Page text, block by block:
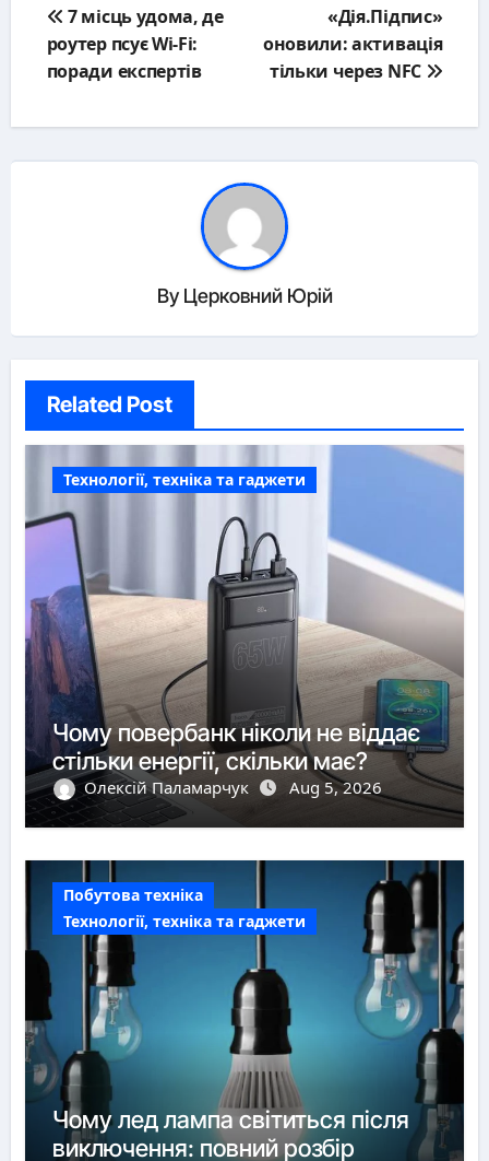
navigation
7 місць удома, де
роутер псує Wi-Fi:
поради експертів
«Дія.Підпис»
оновили: активація
тільки через NFC
By Церковний Юрій
Related Post
Технології, техніка та гаджети
Чому повербанк ніколи не віддає
стільки енергії, скільки має?
Олексій Паламарчук Aug 5, 2026
Побутова техніка
Технології, техніка та гаджети
Чому лед лампа світиться після
виключення: повний розбір